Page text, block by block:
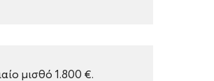
μισθό 1.800 €.